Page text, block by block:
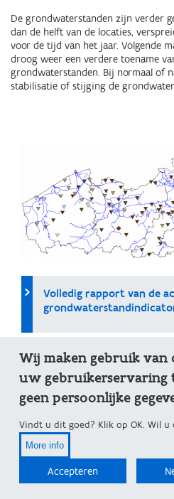
De grondwaterstanden zijn verder
dan de helft van de locaties,
voor de tijd van het jaar. Volgende
droog weer een verdere toename
grondwaterstanden. Bij normaal of
stabilisatie of stijging de
Volledig rapport van de
Meer over de
Wij maken gebruik van
uw gebruikerservaring
geen persoonlijke
Vindt u dit goed? Klik op OK. Wil
More info
Accepteren